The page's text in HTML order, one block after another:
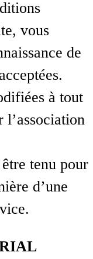
vous
de
à tout
l’association
tenu pour
d’une